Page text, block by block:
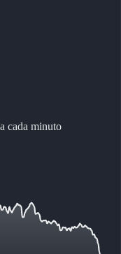
cada minuto